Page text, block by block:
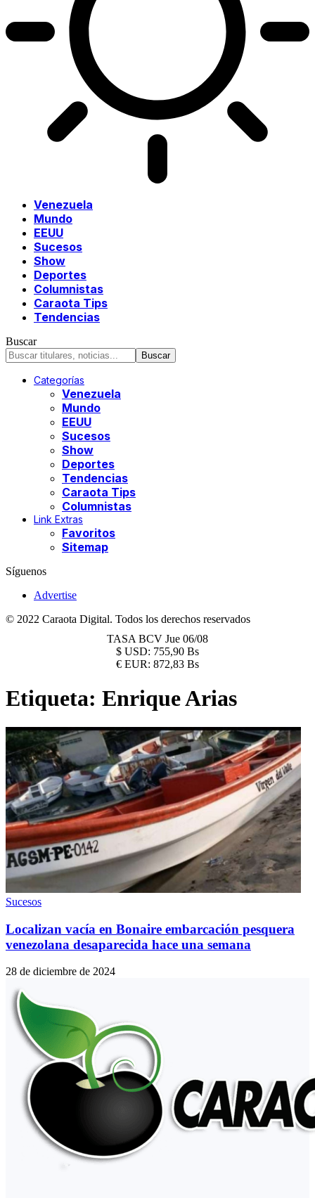
Venezuela
Mundo
EEUU
Sucesos
Show
Deportes
Columnistas
Caraota Tips
Tendencias
Buscar
Categorías
Venezuela
Mundo
EEUU
Sucesos
Show
Deportes
Tendencias
Caraota Tips
Columnistas
Link Extras
Favoritos
Sitemap
Síguenos
Advertise
© 2022 Caraota Digital. Todos los derechos reservados
TASA BCV Jue 06/08
$ USD: 755,90 Bs
€ EUR: 872,83 Bs
Etiqueta: Enrique Arias
Sucesos
Localizan vacía en Bonaire embarcación pesquera
venezolana desaparecida hace una semana
28 de diciembre de 2024